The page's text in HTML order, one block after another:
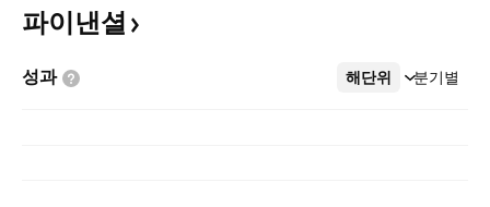
파이낸셜
성과 해단위 분기별
더보기